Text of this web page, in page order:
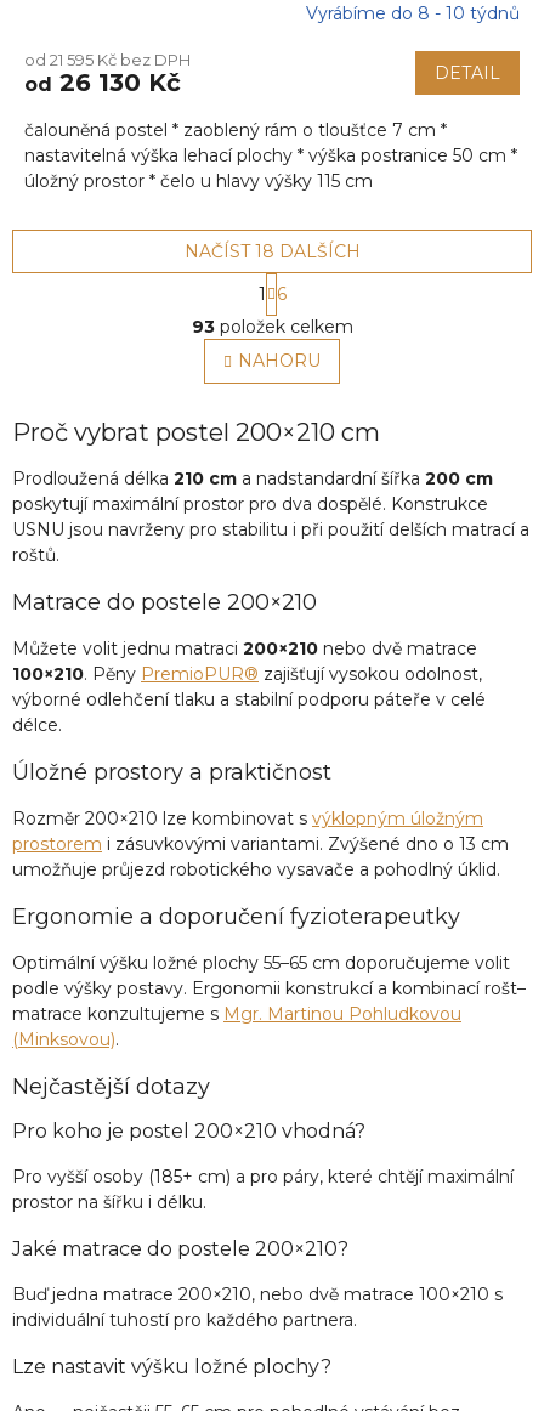
Vyrábíme do 8 - 10 týdnů
od 21 595 Kč bez DPH
od 26 130 Kč DETAIL
čalouněná postel * zaoblený rám o tloušťce 7 cm *
nastavitelná výška lehací plochy * výška postranice 50 cm *
úložný prostor * čelo u hlavy výšky 115 cm
O
v
l
á
a
í
p
r
y
ý
p
i
s
NAČÍST 18 DALŠÍCH
S
t
r
á
n
k
v
á
í
1
6
93položek celkem
NAHORU
Proč vybrat postel 200×210 cm
Prodloužená délka 210 cm a nadstandardní šířka 200 cm
poskytují maximální prostor pro dva dospělé. Konstrukce
USNU jsou navrženy pro stabilitu i při použití delších matrací a
roštů.
Matrace do postele 200×210
Můžete volit jednu matraci 200×210 nebo dvě matrace
100×210. Pěny PremioPUR® zajišťují vysokou odolnost,
výborné odlehčení tlaku a stabilní podporu páteře v celé
délce.
Úložné prostory a praktičnost
Rozměr 200×210 lze kombinovat s výklopným úložným
prostorem i zásuvkovými variantami. Zvýšené dno o 13 cm
umožňuje průjezd robotického vysavače a pohodlný úklid.
Ergonomie a doporučení fyzioterapeutky
Optimální výšku ložné plochy 55–65 cm doporučujeme volit
podle výšky postavy. Ergonomii konstrukcí a kombinací rošt–
matrace konzultujeme s Mgr. Martinou Pohludkovou
(Minksovou).
Nejčastější dotazy
Pro koho je postel 200×210 vhodná?
Pro vyšší osoby (185+ cm) a pro páry, které chtějí maximální
prostor na šířku i délku.
Jaké matrace do postele 200×210?
Buď jedna matrace 200×210, nebo dvě matrace 100×210 s
individuální tuhostí pro každého partnera.
Lze nastavit výšku ložné plochy?